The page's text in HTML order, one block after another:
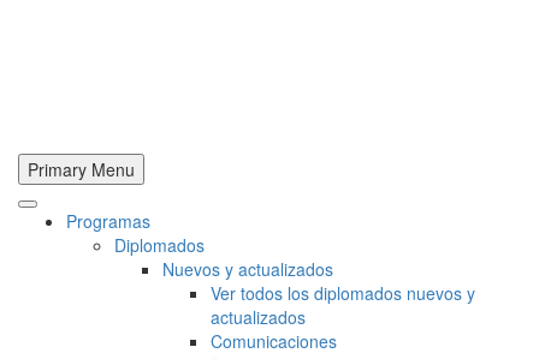
Primary Menu
Programas
Diplomados
Nuevos y actualizados
Ver todos los diplomados nuevos y
actualizados
Comunicaciones